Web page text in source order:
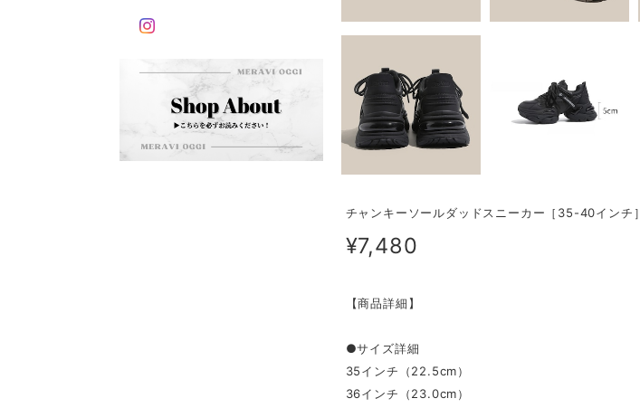
チャンキーソールダッドスニーカー［35-40インチ］
¥7,480
【商品詳細】
●サイズ詳細
35インチ（22.5cm）
36インチ（23.0cm）